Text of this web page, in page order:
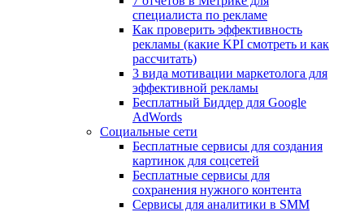
специалиста по рекламе
Как проверить эффективность
рекламы (какие KPI смотреть и как
рассчитать)
3 вида мотивации маркетолога для
эффективной рекламы
Бесплатный Биддер для Google
AdWords
Социальные сети
Бесплатные сервисы для создания
картинок для соцсетей
Бесплатные сервисы для
сохранения нужного контента
Сервисы для аналитики в SMM